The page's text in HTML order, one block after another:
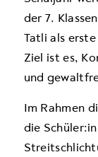
der 7.
Tatli als
Ziel ist es,
und
Im Rahmen
die